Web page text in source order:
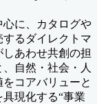
に、カタログや
るダイレクトマ
あわせ共創の担
自然・社会・人
コアバリューと
現化する“事業